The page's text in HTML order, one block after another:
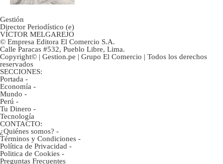
Gestión
Director Periodístico (e)
VÍCTOR MELGAREJO
© Empresa Editora El Comercio S.A.
Calle Paracas #532, Pueblo Libre, Lima.
Copyright© | Gestion.pe | Grupo El Comercio | Todos los derechos
reservados
SECCIONES:
Portada -
Economía -
Mundo -
Perú -
Tu Dinero -
Tecnología
CONTACTO:
¿Quiénes somos? -
Términos y Condiciones -
Política de Privacidad -
Politica de Cookies -
Preguntas Frecuentes